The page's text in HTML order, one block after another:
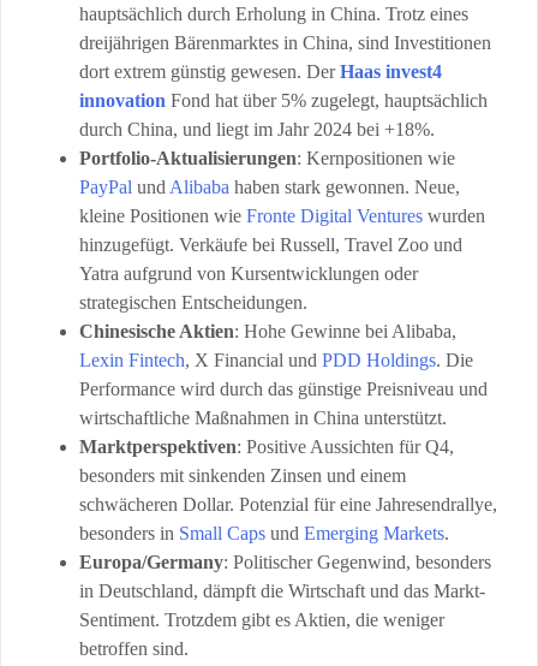
hauptsächlich durch Erholung in China. Trotz eines
dreijährigen Bärenmarktes in China, sind Investitionen
dort extrem günstig gewesen. DerHaas invest4
innovation Fond hat über 5% zugelegt, hauptsächlich
durch China, und liegt im Jahr 2024 bei +18%.
Portfolio-Aktualisierungen: Kernpositionen wie
PayPal und Alibaba haben stark gewonnen. Neue,
kleine Positionen wie Fronte Digital Ventures wurden
hinzugefügt. Verkäufe bei Russell, Travel Zoo und
Yatra aufgrund von Kursentwicklungen oder
strategischen Entscheidungen.
Chinesische Aktien: Hohe Gewinne bei Alibaba,
Lexin Fintech, X Financial und PDD Holdings. Die
Performance wird durch das günstige Preisniveau und
wirtschaftliche Maßnahmen in China unterstützt.
Marktperspektiven: Positive Aussichten für Q4,
besonders mit sinkenden Zinsen und einem
schwächeren Dollar. Potenzial für eine Jahresendrallye,
besonders in Small Caps und Emerging Markets.
Europa/Germany: Politischer Gegenwind, besonders
in Deutschland, dämpft die Wirtschaft und das Markt-
Sentiment. Trotzdem gibt es Aktien, die weniger
betroffen sind.